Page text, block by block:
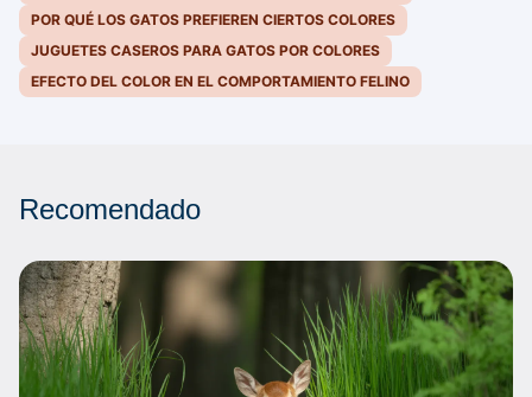
POR QUÉ LOS GATOS PREFIEREN CIERTOS COLORES
JUGUETES CASEROS PARA GATOS POR COLORES
EFECTO DEL COLOR EN EL COMPORTAMIENTO FELINO
Recomendado